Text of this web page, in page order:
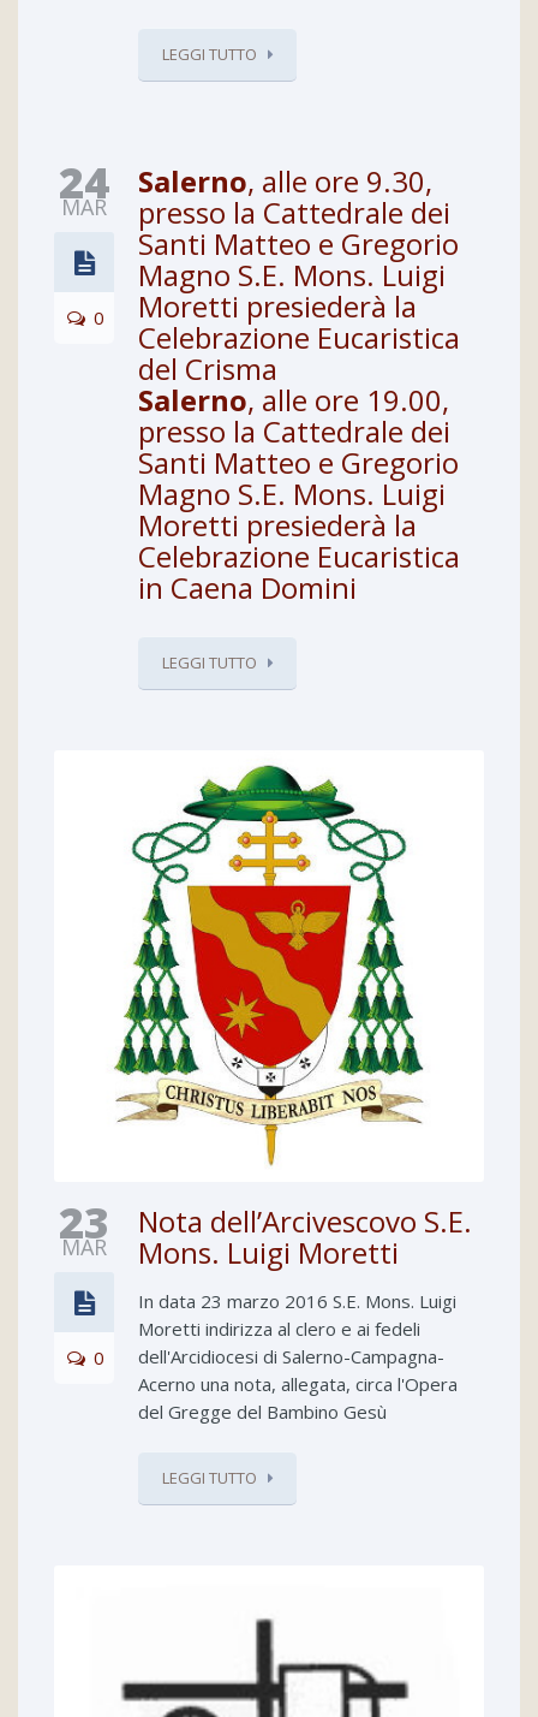
LEGGI TUTTO
24
MAR
0
Salerno, alle ore 9.30,
presso la Cattedrale dei
Santi Matteo e Gregorio
Magno S.E. Mons. Luigi
Moretti presiederà la
Celebrazione Eucaristica
del Crisma
Salerno, alle ore 19.00,
presso la Cattedrale dei
Santi Matteo e Gregorio
Magno S.E. Mons. Luigi
Moretti presiederà la
Celebrazione Eucaristica
in Caena Domini
LEGGI TUTTO
23
MAR
0
Nota dell’Arcivescovo S.E.
Mons. Luigi Moretti
In data 23 marzo 2016 S.E. Mons. Luigi
Moretti indirizza al clero e ai fedeli
dell'Arcidiocesi di Salerno-Campagna-
Acerno una nota, allegata, circa l'Opera
del Gregge del Bambino Gesù
LEGGI TUTTO